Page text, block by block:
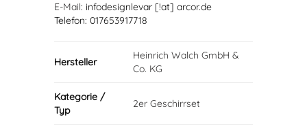
E-Mail: infodesignlevar [!at] arcor.de
Telefon: 017653917718
Hersteller
Heinrich Walch GmbH &
Co. KG
Kategorie /
Typ
2er Geschirrset